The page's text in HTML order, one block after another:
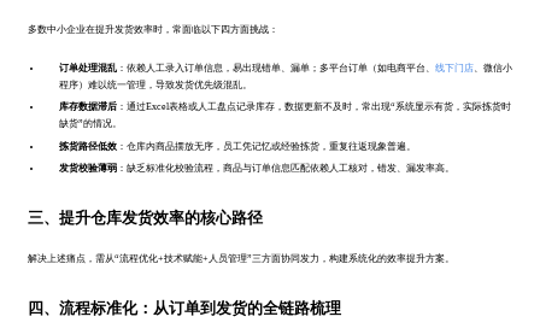
多数中小企业在提升发货效率时，常面临以下四方面挑战：
订单处理混乱：依赖人工录入订单信息，易出现错单、漏单；多平台订单（如电商平台、 线下门店、微信小
程序）难以统一管理，导致发货优先级混乱。
库存数据滞后：通过Excel表格或人工盘点记录库存，数据更新不及时，常出现“系统显示有货，实际拣货时
缺货”的情况。
拣货路径低效：仓库内商品摆放无序，员工凭记忆或经验拣货，重复往返现象普遍。
发货校验薄弱：缺乏标准化校验流程，商品与订单信息匹配依赖人工核对，错发、漏发率高。
三、提升仓库发货效率的核心路径
解决上述痛点，需从“流程优化+技术赋能+人员管理”三方面协同发力，构建系统化的效率提升方案。
四、流程标准化：从订单到发货的全链路梳理